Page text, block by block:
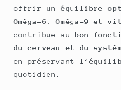
offrir unéquilibre
Oméga-6, Oméga-9 et
contribue au bon
du cerveau et du
en préservant
quotidien.